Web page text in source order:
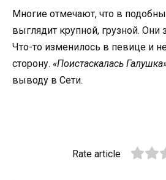
Многие отмечают, что в
выглядит крупной, грузной. Они
Что-то изменилось в певице и
сторону. «Поистаскалась
выводу в Сети.
Rate article